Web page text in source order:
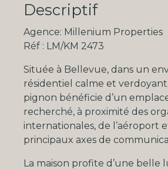
Descriptif
Agence: Millenium Properties
Réf : LM/KM 2473
Située à Bellevue, dans un
résidentiel calme et
pignon bénéficie d’un
recherché, à proximité des
internationales, de l’aéroport
principaux axes de
La maison profite d’une belle